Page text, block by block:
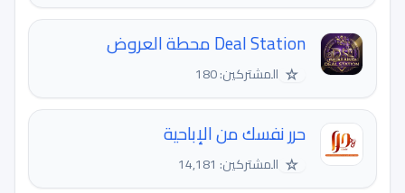
Deal Station محطة العروض
☆ المشتركين: 180
حرر نفسك من الإباحية
☆ المشتركين: 14,181